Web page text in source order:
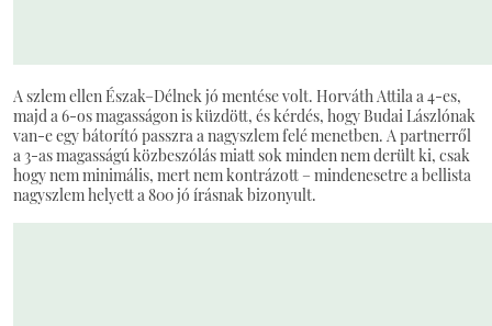
A szlem ellen Észak–Délnek jó mentése volt. Horváth Attila a 4-es,
majd a 6-os magasságon is küzdött, és kérdés, hogy Budai Lászlónak
van-e egy bátorító passzra a nagyszlem felé menetben. A partnerről
a 3-as magasságú közbeszólás miatt sok minden nem derült ki, csak
hogy nem minimális, mert nem kontrázott – mindenesetre a bellista
nagyszlem helyett a 800 jó írásnak bizonyult.